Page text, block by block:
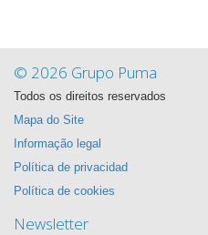
© 2026 Grupo Puma
Todos os direitos reservados
Mapa do Site
Informação legal
Política de privacidad
Política de cookies
Newsletter